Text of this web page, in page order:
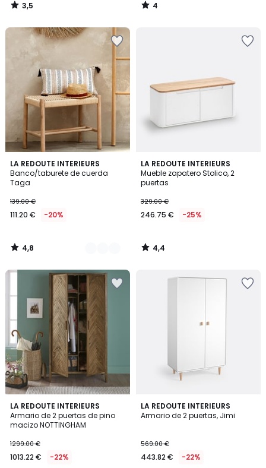
3,5
/
4
/
LA REDOUTE INTERIEURS
Banco/taburete de cuerda
Taga
139.00 €
111.20 € -20%
4,8
/ 5
2
Colores
4,8
/
LA REDOUTE INTERIEURS
Mueble zapatero Stolico, 2
puertas
329.00 €
246.75 € -25%
4,4
/ 5
4,4
/
LA REDOUTE INTERIEURS
Armario de 2 puertas de pino
macizo NOTTINGHAM
1299.00 €
1013.22 € -22%
4
/
5
LA REDOUTE INTERIEURS
Armario de 2 puertas, Jimi
569.00 €
443.82 € -22%
3,5
/ 5